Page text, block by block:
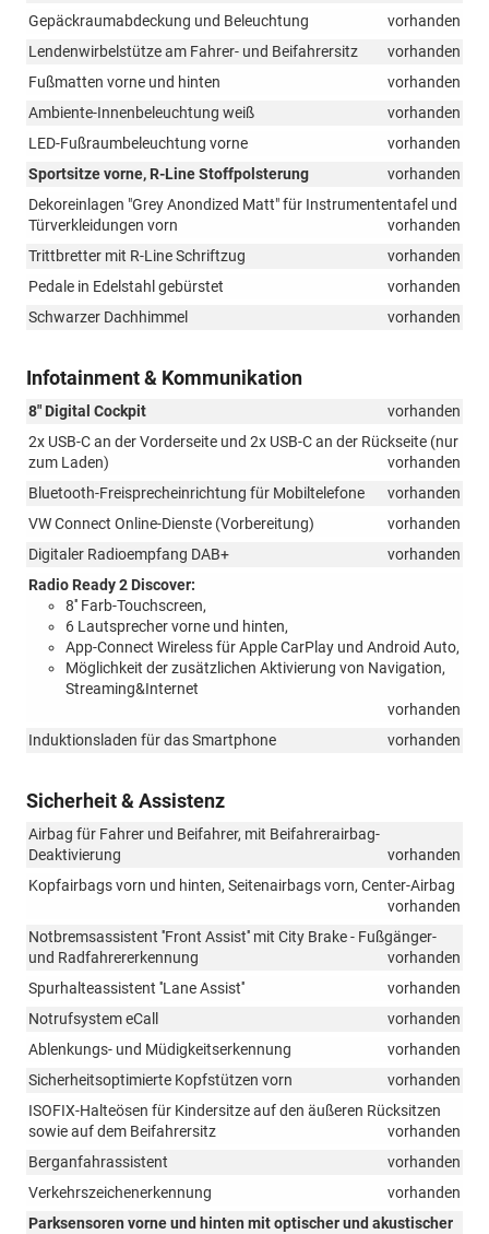
Gepäckraumabdeckung und Beleuchtung
vorhanden
Lendenwirbelstütze am Fahrer- und Beifahrersitz
vorhanden
Fußmatten vorne und hinten
vorhanden
Ambiente-Innenbeleuchtung weiß
vorhanden
LED-Fußraumbeleuchtung vorne
vorhanden
Sportsitze vorne, R-Line Stoffpolsterung
vorhanden
Dekoreinlagen "Grey Anondized Matt" für Instrumententafel und
Türverkleidungen vorn
vorhanden
Trittbretter mit R-Line Schriftzug
vorhanden
Pedale in Edelstahl gebürstet
vorhanden
Schwarzer Dachhimmel
vorhanden
Infotainment & Kommunikation
8" Digital Cockpit
vorhanden
2x USB-C an der Vorderseite und 2x USB-C an der Rückseite (nur
zum Laden)
vorhanden
Bluetooth-Freisprecheinrichtung für Mobiltelefone
vorhanden
VW Connect Online-Dienste (Vorbereitung)
vorhanden
Digitaler Radioempfang DAB+
vorhanden
Radio Ready 2 Discover:
8'' Farb-Touchscreen,
6 Lautsprecher vorne und hinten,
App-Connect Wireless für Apple CarPlay und Android Auto,
Möglichkeit der zusätzlichen Aktivierung von Navigation,
Streaming&Internet
vorhanden
Induktionsladen für das Smartphone
vorhanden
Sicherheit & Assistenz
Airbag für Fahrer und Beifahrer, mit Beifahrerairbag-
Deaktivierung
vorhanden
Kopfairbags vorn und hinten, Seitenairbags vorn, Center-Airbag
vorhanden
Notbremsassistent ''Front Assist'' mit City Brake - Fußgänger-
und Radfahrererkennung
vorhanden
Spurhalteassistent ''Lane Assist''
vorhanden
Notrufsystem eCall
vorhanden
Ablenkungs- und Müdigkeitserkennung
vorhanden
Sicherheitsoptimierte Kopfstützen vorn
vorhanden
ISOFIX-Halteösen für Kindersitze auf den äußeren Rücksitzen
sowie auf dem Beifahrersitz
vorhanden
Berganfahrassistent
vorhanden
Verkehrszeichenerkennung
vorhanden
Parksensoren vorne und hinten mit optischer und akustischer